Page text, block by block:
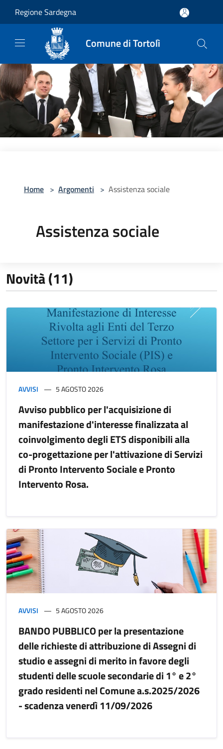
Regione Sardegna
Comune di Tortolì
Home > Argomenti > Assistenza sociale
Assistenza sociale
Novità (11)
AVVISI 5 AGOSTO 2026
Avviso pubblico per l'acquisizione di
manifestazione d'interesse finalizzata al
coinvolgimento degli ETS disponibili alla
co-progettazione per l'attivazione di Servizi
di Pronto Intervento Sociale e Pronto
Intervento Rosa.
AVVISI 5 AGOSTO 2026
BANDO PUBBLICO per la presentazione
delle richieste di attribuzione di Assegni di
studio e assegni di merito in favore degli
studenti delle scuole secondarie di 1° e 2°
grado residenti nel Comune a.s.2025/2026
- scadenza venerdì 11/09/2026